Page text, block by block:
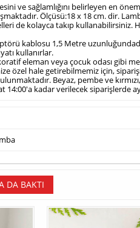
ve sağlamlığını belirleyen en
Ölçüsü:18 x 18 cm. dir.
de kolayca takıp
kablosu 1,5 Metre
kullanırlar.
eleman veya çocuk odası gibi
özel hale getirebilmemiz için,
Beyaz, pembe ve
14:00'a kadar verilecek siparişlerde
DA BAKTI